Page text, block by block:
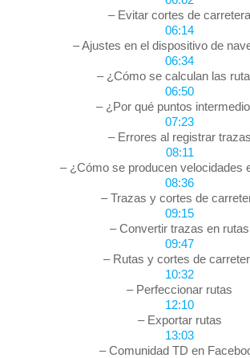
– Evitar cortes de carretera
06:14
– Ajustes en el dispositivo de
06:34
– ¿Cómo se calculan las
06:50
– ¿Por qué puntos
07:23
– Errores al registrar trazas
08:11
– ¿Cómo se producen velocidades
08:36
– Trazas y cortes de
09:15
– Convertir trazas en rutas
09:47
– Rutas y cortes de
10:32
– Perfeccionar rutas
12:10
– Exportar rutas
13:03
– Comunidad TD en